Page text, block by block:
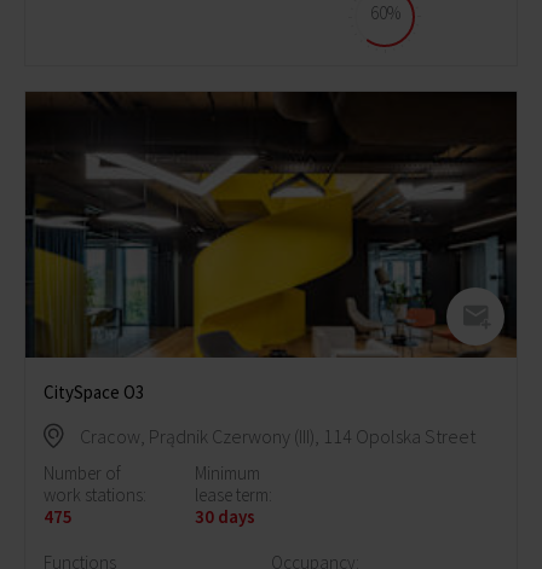
60%
CitySpace O3
Cracow, Prądnik Czerwony (III), 114 Opolska Street
Number of
work stations:
475
Minimum
lease term:
30 days
Functions
Occupancy: